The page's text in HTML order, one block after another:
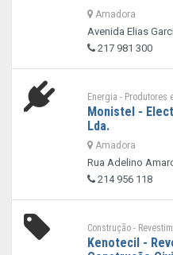
Amadora
Avenida Elias
217 981 300
Energia -
Monistel -
Lda.
Amadora
Rua Adelino
214 956 118
Construção -
Kenotecil -